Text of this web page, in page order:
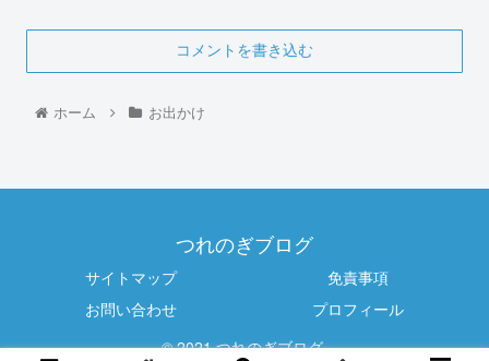
コメントを書き込む
ホーム お出かけ
つれのぎブログ
サイトマップ
免責事項
お問い合わせ
プロフィール
© 2021 つれのぎブログ.